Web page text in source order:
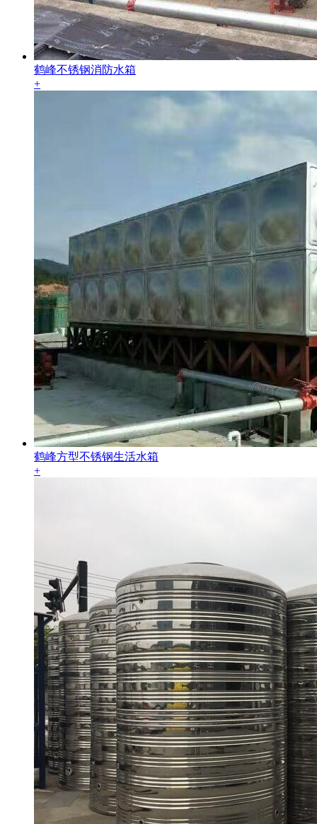
鹤峰不锈钢消防水箱
+
鹤峰方型不锈钢生活水箱
+